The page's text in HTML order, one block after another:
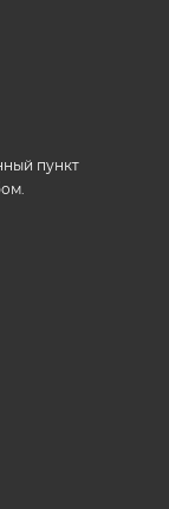
пункт